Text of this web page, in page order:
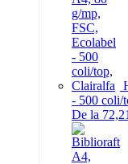
- 500 coli/
De la